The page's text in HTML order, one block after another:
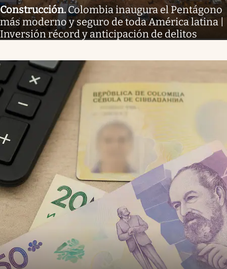
Construcción.Colombia inaugura el Pentágono
más moderno y seguro de toda América latina |
Inversión récord y anticipación de delitos